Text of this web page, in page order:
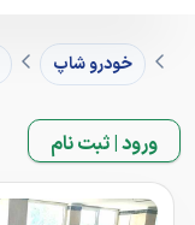
خودرو شاپ
ورود | ثبت نام